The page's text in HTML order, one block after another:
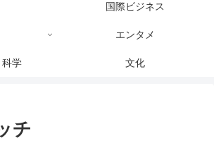
国際ビジネス
エンタメ
科学 文化
チ